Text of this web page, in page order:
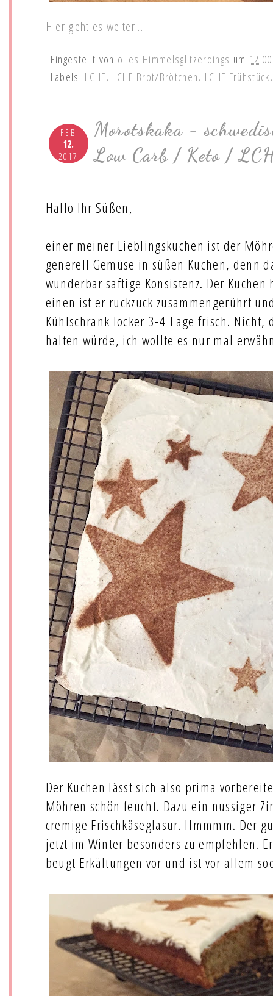
Hier geht es weiter...
Eingestellt von olles Himmelsglitzerdings um 12:00
Labels: LCHF, LCHF Brot/Brötchen, LCHF Frühstück
FEB
12.
2017
Morotskaka -
Low Carb / Keto /
Hallo Ihr Süßen,
einer meiner Lieblingskuchen ist der
generell Gemüse in süßen Kuchen, denn
wunderbar saftige Konsistenz. Der
einen ist er ruckzuck zusammengerührt
Kühlschrank locker 3-4 Tage frisch. Nicht,
halten würde, ich wollte es nur mal
Der Kuchen lässt sich also prima
Möhren schön feucht. Dazu ein nussiger
cremige Frischkäseglasur. Hmmmm. Der
jetzt im Winter besonders zu empfehlen.
beugt Erkältungen vor und ist vor allem